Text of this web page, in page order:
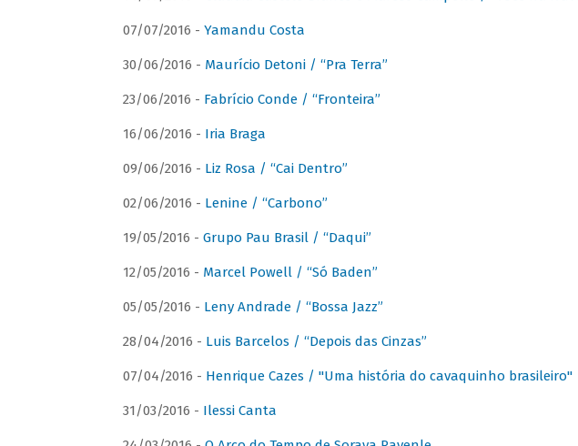
07/07/2016 - Yamandu Costa
30/06/2016 - Maurício Detoni / “Pra Terra”
23/06/2016 - Fabrício Conde / “Fronteira”
16/06/2016 - Iria Braga
09/06/2016 - Liz Rosa / “Cai Dentro”
02/06/2016 - Lenine / “Carbono”
19/05/2016 - Grupo Pau Brasil / “Daqui”
12/05/2016 - Marcel Powell / “Só Baden”
05/05/2016 - Leny Andrade / “Bossa Jazz”
28/04/2016 - Luis Barcelos / “Depois das Cinzas”
07/04/2016 - Henrique Cazes / "Uma história do cavaquinho brasileiro"
31/03/2016 - Ilessi Canta